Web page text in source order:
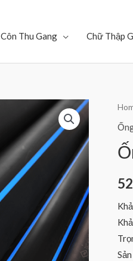
Côn Thu Gang Chữ Thập